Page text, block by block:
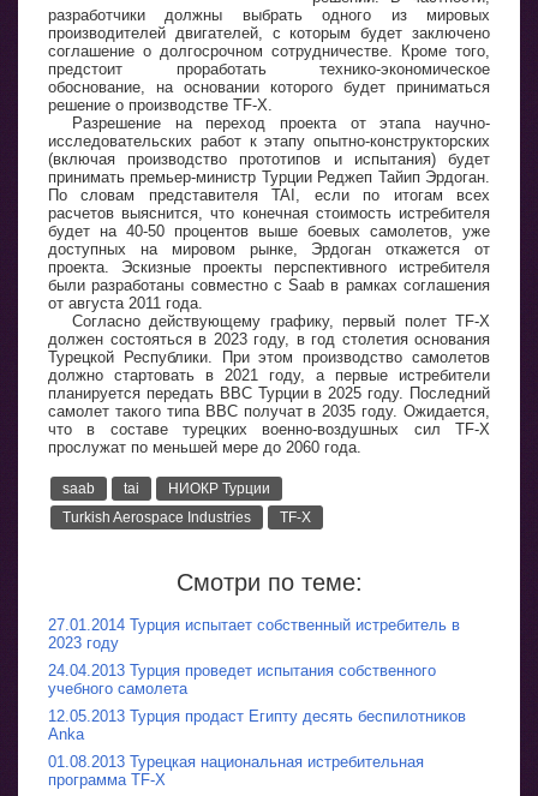
разработчики должны выбрать одного из мировых
производителей двигателей, с которым будет заключено
соглашение о долгосрочном сотрудничестве. Кроме того,
предстоит проработать технико-экономическое
обоснование, на основании которого будет приниматься
решение о производстве TF-X.
Разрешение на переход проекта от этапа научно-
исследовательских работ к этапу опытно-конструкторских
(включая производство прототипов и испытания) будет
принимать премьер-министр Турции Реджеп Тайип Эрдоган.
По словам представителя TAI, если по итогам всех
расчетов выяснится, что конечная стоимость истребителя
будет на 40-50 процентов выше боевых самолетов, уже
доступных на мировом рынке, Эрдоган откажется от
проекта. Эскизные проекты перспективного истребителя
были разработаны совместно с Saab в рамках соглашения
от августа 2011 года.
Согласно действующему графику, первый полет TF-X
должен состояться в 2023 году, в год столетия основания
Турецкой Республики. При этом производство самолетов
должно стартовать в 2021 году, а первые истребители
планируется передать ВВС Турции в 2025 году. Последний
самолет такого типа ВВС получат в 2035 году. Ожидается,
что в составе турецких военно-воздушных сил TF-X
прослужат по меньшей мере до 2060 года.
saab tai
НИОКР Турции
Turkish Aerospace Industries
TF-X
Смотри по теме:
27.01.2014 Турция испытает собственный истребитель в
2023 году
24.04.2013 Турция проведет испытания собственного
учебного самолета
12.05.2013 Турция продаст Египту десять беспилотников
Anka
01.08.2013 Турецкая национальная истребительная
программа TF-X